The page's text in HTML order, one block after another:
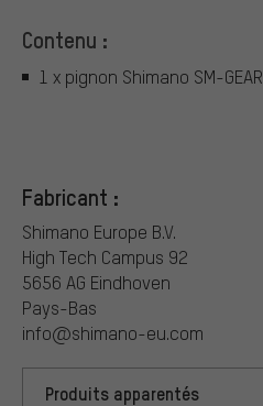
Contenu :
1 x pignon Shimano SM-GEAR
Fabricant :
Shimano Europe B.V.
High Tech Campus 92
5656 AG Eindhoven
Pays-Bas
info@shimano-eu.com
Produits apparentés